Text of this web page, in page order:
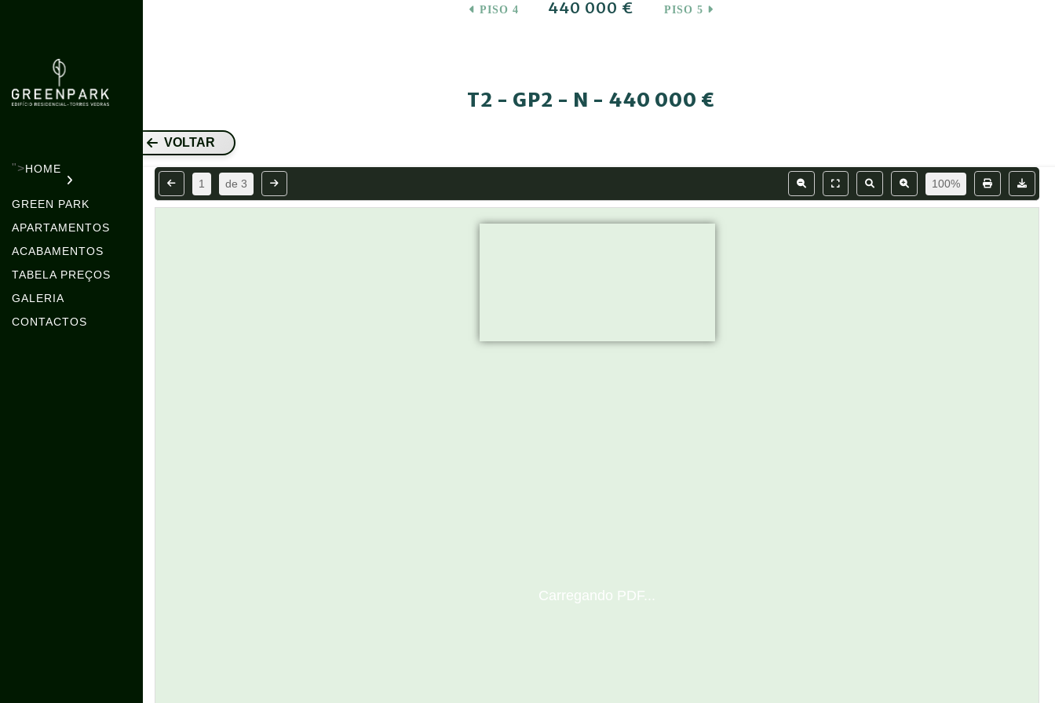
">HOME
GREEN PARK
APARTAMENTOS
ACABAMENTOS
TABELA PREÇOS
GALERIA
CONTACTOS
PISO 4 440 000 € PISO 5
T2 - GP2 - N - 440 000 €
VOLTAR
1 de 3 100%
Carregando PDF...